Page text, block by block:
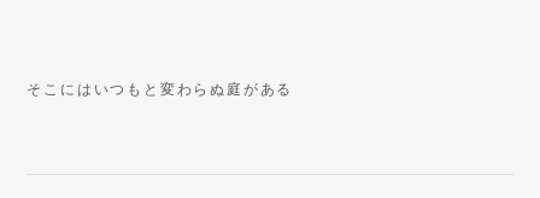
そこにはいつもと変わらぬ庭がある